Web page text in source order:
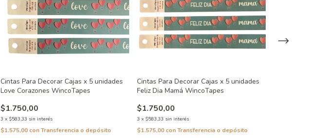
Cintas Para Decorar Cajas x 5 unidades
Love Corazones WincoTapes
$1.750,00
3 x $583,33 sin interés
$1.575,00 conTransferencia o depósito
Cintas Para Decorar Cajas x 5 unidades
Feliz Dia Mamá WincoTapes
$1.750,00
3 x $583,33 sin interés
$1.575,00 conTransferencia o depósito